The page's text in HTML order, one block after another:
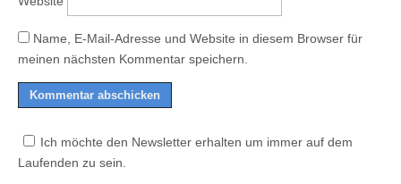
Name, E-Mail-Adresse und Website in diesem Browser für
meinen nächsten Kommentar speichern.
Ich möchte den Newsletter erhalten um immer auf dem
Laufenden zu sein.